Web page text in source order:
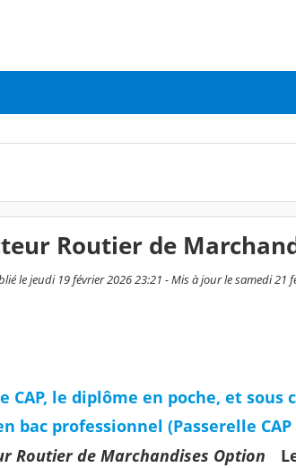
Routier de
le jeudi 19 février 2026 23:21 - Mis à jour le samedi 21
CAP, le diplôme en poche, et
bac professionnel (Passerelle
Routier de Marchandises Option